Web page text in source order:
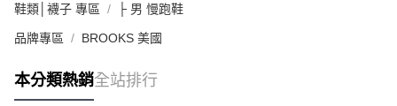
鞋類│襪子 專區 ├ 男 慢跑鞋
品牌專區 BROOKS 美國
本分類熱銷全站排行